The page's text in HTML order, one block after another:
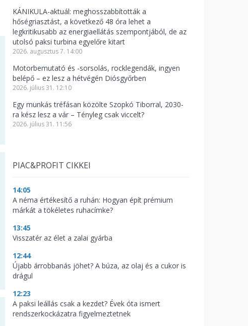
KÁNIKULA-aktuál: meghosszabbították a
hőségriasztást, a következő 48 óra lehet a
legkritikusabb az energiaellátás szempontjából, de az
utolsó paksi turbina egyelőre kitart
2026. augusztus 7. 14:00
Motorbemutató és -sorsolás, rocklegendák, ingyen
belépő – ez lesz a hétvégén Diósgyőrben
2026. július 31. 12:10
Egy munkás tréfásan közölte Szopkó Tiborral, 2030-
ra kész lesz a vár – Tényleg csak viccelt?
2026. július 31. 11:56
PIAC&PROFIT CIKKEI
14:05
A néma értékesítő a ruhán: Hogyan épít prémium
márkát a tökéletes ruhacímke?
13:45
Visszatér az élet a zalai gyárba
12:44
Újabb árrobbanás jöhet? A búza, az olaj és a cukor is
drágul
12:23
A paksi leállás csak a kezdet? Évek óta ismert
rendszerkockázatra figyelmeztetnek